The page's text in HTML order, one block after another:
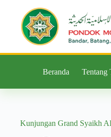
Beranda Tentang
Kunjungan Grand Syaikh